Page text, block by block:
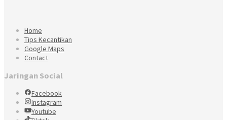
Home
Tips Kecantikan
Google Maps
Contact
Jaringan Social
Facebook
Instagram
Youtube